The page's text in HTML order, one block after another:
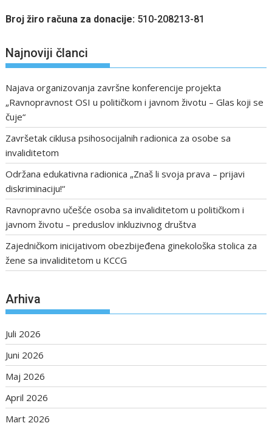
Broj žiro računa za donacije: 510-208213-81
Najnoviji članci
Najava organizovanja završne konferencije projekta
„Ravnopravnost OSI u političkom i javnom životu – Glas koji se
čuje“
Završetak ciklusa psihosocijalnih radionica za osobe sa
invaliditetom
Održana edukativna radionica „Znaš li svoja prava – prijavi
diskriminaciju!“
Ravnopravno učešće osoba sa invaliditetom u političkom i
javnom životu – preduslov inkluzivnog društva
Zajedničkom inicijativom obezbijeđena ginekološka stolica za
žene sa invaliditetom u KCCG
Arhiva
Juli 2026
Juni 2026
Maj 2026
April 2026
Mart 2026